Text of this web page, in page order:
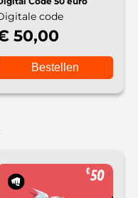
code
50,00
Bestellen